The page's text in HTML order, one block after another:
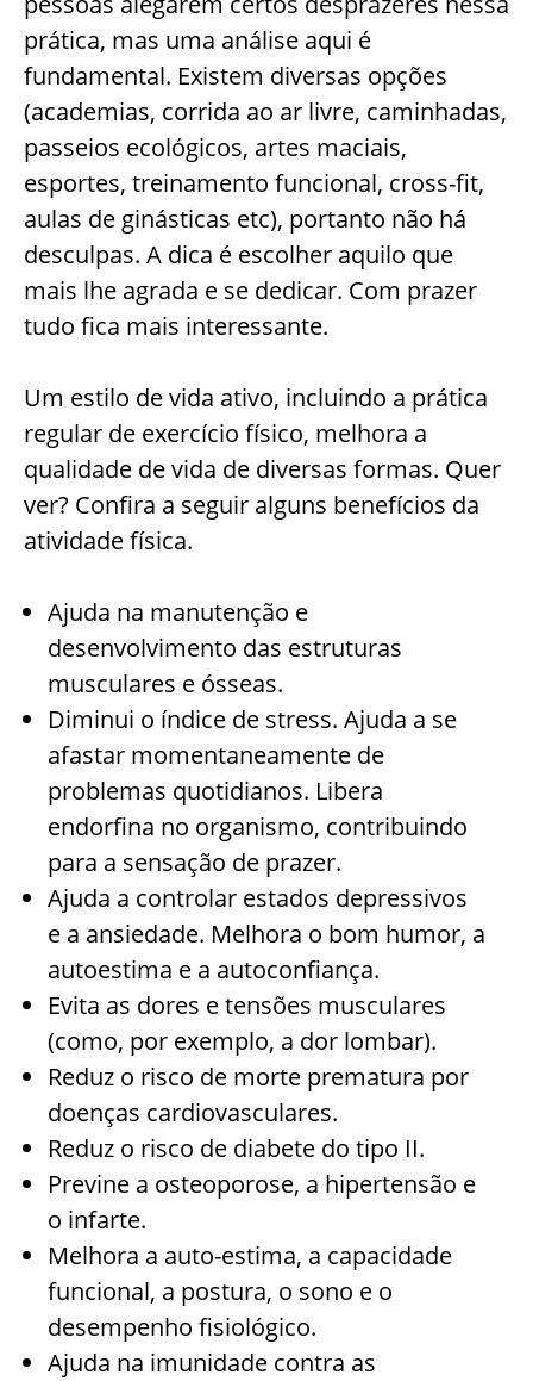
prática, mas uma análise aqui é
fundamental. Existem diversas opções
(academias, corrida ao ar livre, caminhadas,
passeios ecológicos, artes maciais,
esportes, treinamento funcional, cross-fit,
aulas de ginásticas etc), portanto não há
desculpas. A dica é escolher aquilo que
mais lhe agrada e se dedicar. Com prazer
tudo fica mais interessante.
Um estilo de vida ativo, incluindo a prática
regular de exercício físico, melhora a
qualidade de vida de diversas formas. Quer
ver? Confira a seguir alguns benefícios da
atividade física.
Ajuda na manutenção e
desenvolvimento das estruturas
musculares e ósseas.
Diminui o índice de stress. Ajuda a se
afastar momentaneamente de
problemas quotidianos. Libera
endorfina no organismo, contribuindo
para a sensação de prazer.
Ajuda a controlar estados depressivos
e a ansiedade. Melhora o bom humor, a
autoestima e a autoconfiança.
Evita as dores e tensões musculares
(como, por exemplo, a dor lombar).
Reduz o risco de morte prematura por
doenças cardiovasculares.
Reduz o risco de diabete do tipo II.
Previne a osteoporose, a hipertensão e
o infarte.
Melhora a auto-estima, a capacidade
funcional, a postura, o sono e o
desempenho fisiológico.
Ajuda na imunidade contra as